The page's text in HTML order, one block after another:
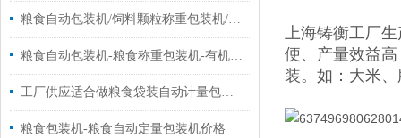
粮食自动包装机/饲料颗粒称重包装机/自动封口包装机设备
粮食自动包装机-粮食称重包装机-有机肥料包装机厂家
工厂供应适合做粮食袋装自动计量包装机10-50千克
粮食包装机-粮食自动定量包装机价格
上海铸衡工厂
便、产量效益
装。如：大米